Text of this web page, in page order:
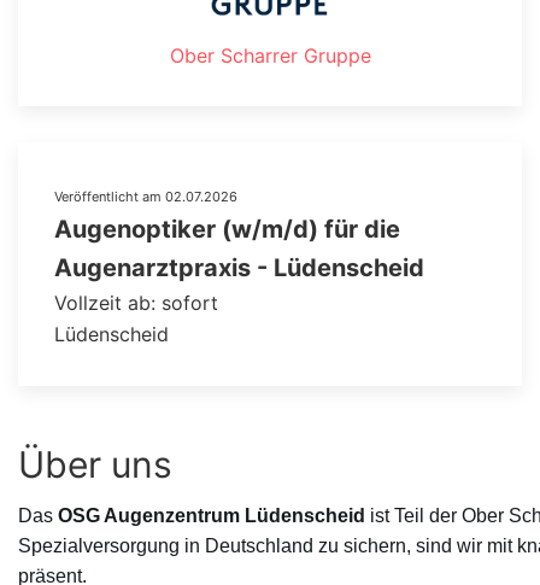
Ober Scharrer Gruppe
Veröffentlicht am 02.07.2026
Augenoptiker (w/m/d) für die
Augenarztpraxis - Lüdenscheid
Vollzeit ab: sofort
Lüdenscheid
Über uns
Das OSG Augenzentrum Lüdenscheid ist Teil der Ober
Spezialversorgung in Deutschland zu sichern, sind wir mit
präsent.